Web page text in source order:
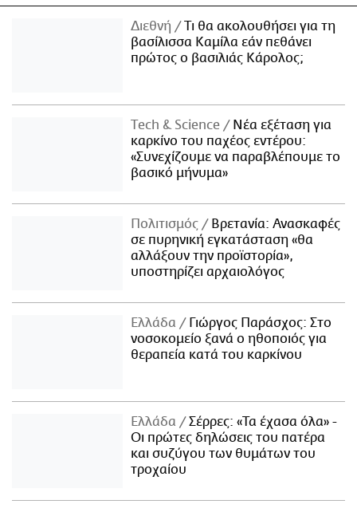
Διεθνή
Τι θα ακολουθήσει για τη
βασίλισσα Καμίλα εάν πεθάνει
πρώτος ο βασιλιάς Κάρολος;
Τech & Science
Νέα εξέταση για
καρκίνο του παχέος εντέρου:
«Συνεχίζουμε να παραβλέπουμε το
βασικό μήνυμα»
Πολιτισμός
Βρετανία: Ανασκαφές
σε πυρηνική εγκατάσταση «θα
αλλάξουν την προϊστορία»,
υποστηρίζει αρχαιολόγος
Ελλάδα
Γιώργος Παράσχος: Στο
νοσοκομείο ξανά ο ηθοποιός για
θεραπεία κατά του καρκίνου
Ελλάδα
Σέρρες: «Τα έχασα όλα» -
Οι πρώτες δηλώσεις του πατέρα
και συζύγου των θυμάτων του
τροχαίου